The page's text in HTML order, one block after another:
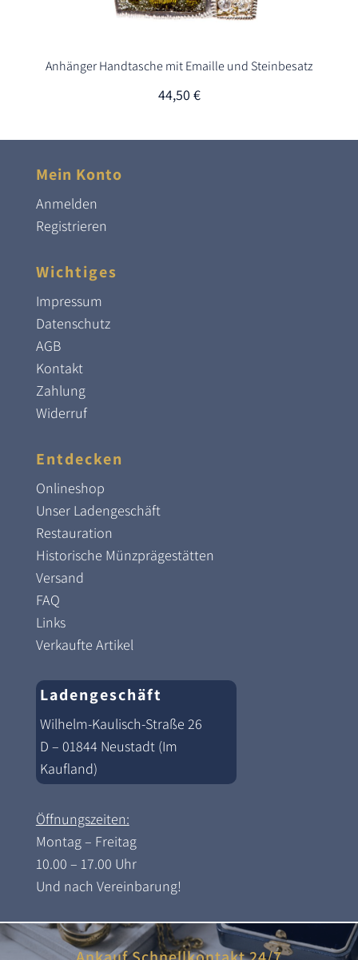
Anhänger Handtasche mit Emaille und Steinbesatz
44,50 €
Mein Konto
Anmelden
Registrieren
Wichtiges
Impressum
Datenschutz
AGB
Kontakt
Zahlung
Widerruf
Entdecken
Onlineshop
Unser Ladengeschäft
Restauration
Historische Münzprägestätten
Versand
FAQ
Links
Verkaufte Artikel
Ladengeschäft
Wilhelm-Kaulisch-Straße 26
D – 01844 Neustadt (Im
Kaufland)
Öffnungszeiten:
Montag – Freitag
10.00 – 17.00 Uhr
Und nach Vereinbarung!